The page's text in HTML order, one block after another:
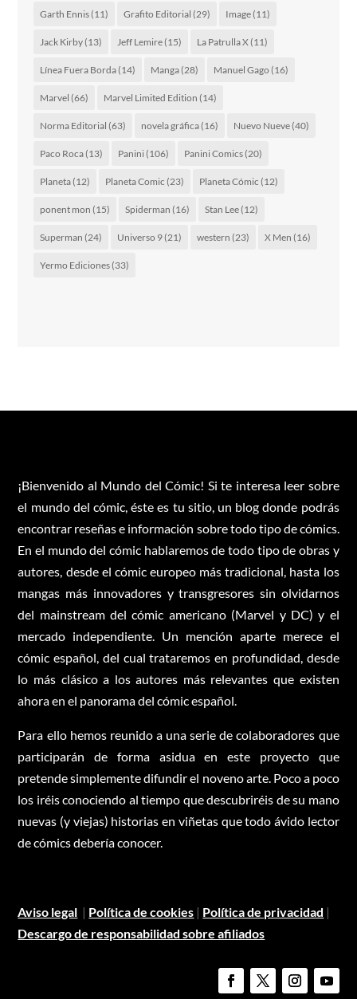
Garth Ennis(11) Grafito Editorial (29) Image(11)
Jack Kirby(13) Jeff Lemire(15) La Patrulla X(11)
Línea Fuera Borda(14) Manga(28) Manuel Gago (16)
Marvel (66) Marvel Limited Edition (14)
Norma Editorial (63) novela gráfica(16) Nuevo Nueve(40)
Paco Roca(13) Panini(106) Panini Comics(20)
Planeta(12) Planeta Comic (23) Planeta Cómic (12)
ponent mon (15) Spiderman (16) Stan Lee(12)
Superman (24) Universo 9(21) western (23) X Men (16)
Yermo Ediciones(33)
¡Bienvenido al Mundo del Cómic! Si te interesa leer sobre
el mundo del cómic, éste es tu sitio, un blog donde podrás
encontrar reseñas e información sobre todo tipo de cómics.
En el mundo del cómic hablaremos de todo tipo de obras y
autores, desde el cómic europeo más tradicional, hasta los
mangas más innovadores y transgresores sin olvidarnos
del mainstream del cómic americano (Marvel y DC) y el
mercado independiente. Un mención aparte merece el
cómic español, del cual trataremos en profundidad, desde
lo más clásico a los autores más relevantes que existen
ahora en el panorama del cómic español.
Para ello hemos reunido a una serie de colaboradores que
participarán de forma asidua en este proyecto que
pretende simplemente difundir el noveno arte. Poco a poco
los iréis conociendo al tiempo que descubriréis de su mano
nuevas (y viejas) historias en viñetas que todo ávido lector
de cómics debería conocer.
Aviso legal | Política de cookies | Política de privacidad |
Descargo de responsabilidad sobre afiliados